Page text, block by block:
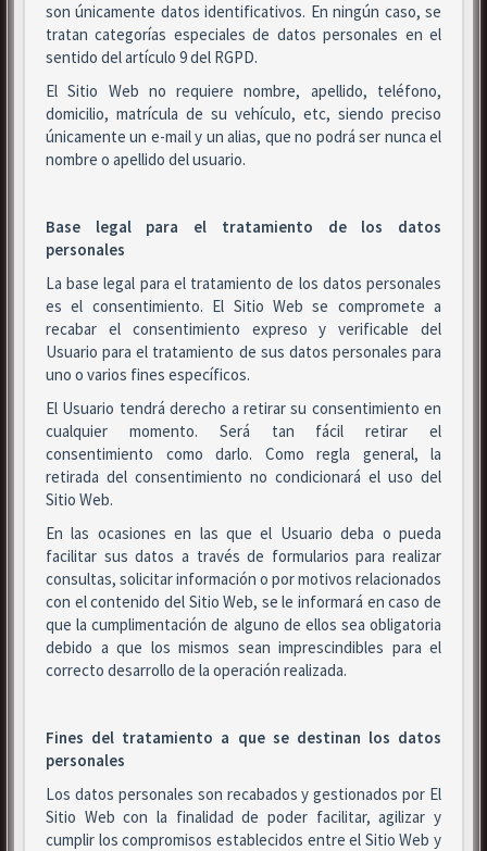
son únicamente datos identificativos. En ningún caso, se
tratan categorías especiales de datos personales en el
sentido del artículo 9 del RGPD.
El Sitio Web no requiere nombre, apellido, teléfono,
domicilio, matrícula de su vehículo, etc, siendo preciso
únicamente un e-mail y un alias, que no podrá ser nunca el
nombre o apellido del usuario.
Base legal para el tratamiento de los datos
personales
La base legal para el tratamiento de los datos personales
es el consentimiento. El Sitio Web se compromete a
recabar el consentimiento expreso y verificable del
Usuario para el tratamiento de sus datos personales para
uno o varios fines específicos.
El Usuario tendrá derecho a retirar su consentimiento en
cualquier momento. Será tan fácil retirar el
consentimiento como darlo. Como regla general, la
retirada del consentimiento no condicionará el uso del
Sitio Web.
En las ocasiones en las que el Usuario deba o pueda
facilitar sus datos a través de formularios para realizar
consultas, solicitar información o por motivos relacionados
con el contenido del Sitio Web, se le informará en caso de
que la cumplimentación de alguno de ellos sea obligatoria
debido a que los mismos sean imprescindibles para el
correcto desarrollo de la operación realizada.
Fines del tratamiento a que se destinan los datos
personales
Los datos personales son recabados y gestionados por El
Sitio Web con la finalidad de poder facilitar, agilizar y
cumplir los compromisos establecidos entre el Sitio Web y